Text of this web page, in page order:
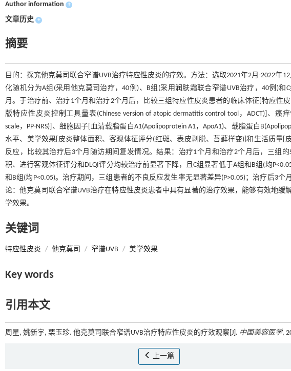
Author information +
文章历史 +
摘要
目的：探究他克莫司联合窄谱UVB治疗特应性皮炎的疗效。方法：选取2021年2月-2022年
化随机分为A组(采用他克莫司治疗，40例)、B组(采用润肤霜联合窄谱UVB治疗，40例)
月。于治疗前、治疗1个月和治疗2个月后，比较三组特应性皮炎患者的临床体征[特应性皮
版特应性皮炎控制工具量表(Chinese version of atopic dermatitis control tool，ADCT)]、瘙
scale，PP-NRS)]、细胞因子[血清载脂蛋白A1(Apolipoprotein A1，ApoA1)、载脂蛋白
水平、美学效果[皮炎整体面积、客观体征评分(红斑、表皮剥脱、苔藓样变)]和生活质量[
反应，比较其治疗后3个月随访期间复发情况。结果：治疗1个月和治疗2个月后，三组的
积、进行客观体征评分和DLQI评分均较治疗前显著下降，且C组显著低于A组和B组(均
和B组(均P<0.05)。治疗期间，三组患者的不良反应发生率无显著差异(P>0.05)；治疗后3个
论：他克莫司联合窄谱UVB治疗在特应性皮炎患者中具有显著的治疗效果，能够有效地
学效果。
关键词
特应性皮炎 / 他克莫司 / 窄谱UVB / 美学效果
Key words
引用本文
周星, 姚新宇, 栗玉珍. 他克莫司联合窄谱UVB治疗特应性皮炎的疗效观察[J]. 中国美容医学,
上一篇